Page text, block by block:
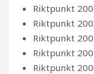
Riktpunkt
Riktpunkt
Riktpunkt
Riktpunkt
Riktpunkt